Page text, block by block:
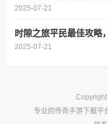
2025-07-21
时隙之旅平民最佳攻略
2025-07-21
专业的传奇手游下载平